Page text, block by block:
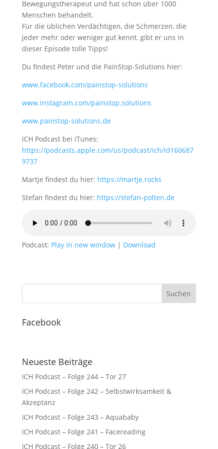
Bewegungstherapeut und hat schon über 1000
Menschen behandelt.
Für die üblichen Verdächtigen, die Schmerzen, die
jeder mehr oder weniger gut kennt, gibt er uns in
dieser Episode tolle Tipps!
Du findest Peter und die PainStop-Solutions hier:
www.facebook.com/painstop-solutions
www.instagram.com/painstop.solutions
www.painstop-solutions.de
ICH Podcast bei iTunes:
https://podcasts.apple.com/us/podcast/ich/id160687
9737
Martje findest du hier: https://martje.rocks
Stefan findest du hier: https://stefan-polten.de
Podcast: Play in new window| Download
Facebook
Neueste Beiträge
ICH Podcast – Folge 244 – Tor 27
ICH Podcast – Folge 242 – Selbstwirksamkeit &
Akzeptanz
ICH Podcast – Folge 243 – Aquababy
ICH Podcast – Folge 241 – Facereading
ICH Podcast – Folge 240 – Tor 26